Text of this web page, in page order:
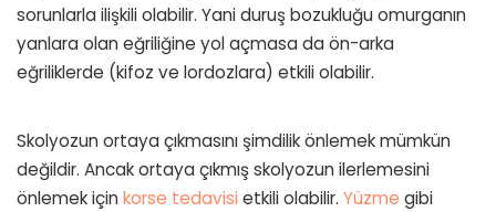
sorunlarla ilişkili olabilir. Yani duruş bozukluğu omurganın
yanlara olan eğriliğine yol açmasa da ön-arka
eğriliklerde (kifoz ve lordozlara) etkili olabilir.
Skolyozun ortaya çıkmasını şimdilik önlemek mümkün
değildir. Ancak ortaya çıkmış skolyozun ilerlemesini
önlemek için korse tedavisi etkili olabilir. Yüzme gibi